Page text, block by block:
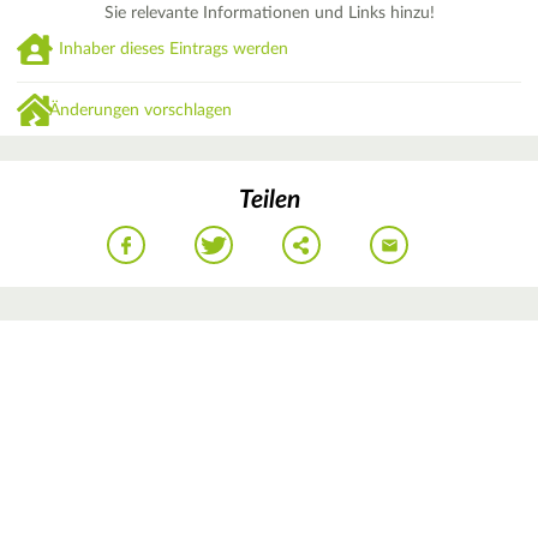
Sie relevante Informationen und Links hinzu!
Inhaber dieses Eintrags werden
Änderungen vorschlagen
Teilen